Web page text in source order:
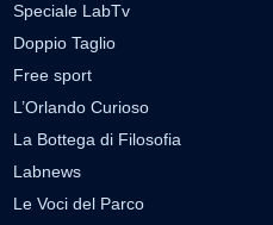
Speciale LabTv
Doppio Taglio
Free sport
L’Orlando Curioso
La Bottega di Filosofia
Labnews
Le Voci del Parco